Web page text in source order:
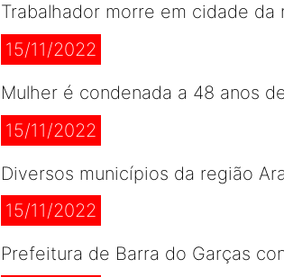
Trabalhador morre em cidade
15/11/2022
Mulher é condenada a 48 anos
15/11/2022
Diversos municípios da região
15/11/2022
Prefeitura de Barra do Garças